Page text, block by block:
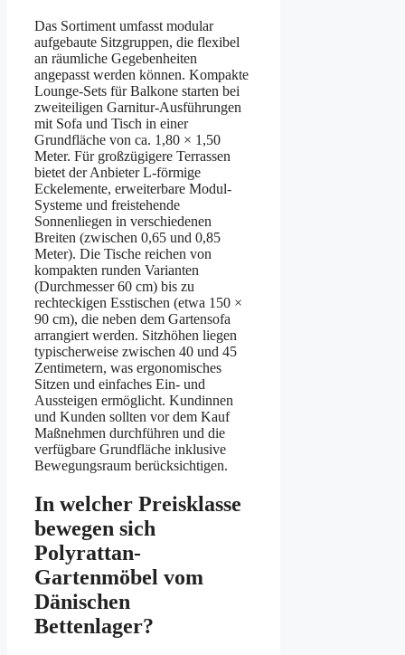
Das Sortiment umfasst modular
aufgebaute Sitzgruppen, die flexibel
an räumliche Gegebenheiten
angepasst werden können. Kompakte
Lounge-Sets für Balkone starten bei
zweiteiligen Garnitur-Ausführungen
mit Sofa und Tisch in einer
Grundfläche von ca. 1,80 × 1,50
Meter. Für großzügigere Terrassen
bietet der Anbieter L-förmige
Eckelemente, erweiterbare Modul-
Systeme und freistehende
Sonnenliegen in verschiedenen
Breiten (zwischen 0,65 und 0,85
Meter). Die Tische reichen von
kompakten runden Varianten
(Durchmesser 60 cm) bis zu
rechteckigen Esstischen (etwa 150 ×
90 cm), die neben dem Gartensofa
arrangiert werden. Sitzhöhen liegen
typischerweise zwischen 40 und 45
Zentimetern, was ergonomisches
Sitzen und einfaches Ein- und
Aussteigen ermöglicht. Kundinnen
und Kunden sollten vor dem Kauf
Maßnehmen durchführen und die
verfügbare Grundfläche inklusive
Bewegungsraum berücksichtigen.
In welcher Preisklasse
bewegen sich
Polyrattan-
Gartenmöbel vom
Dänischen
Bettenlager?